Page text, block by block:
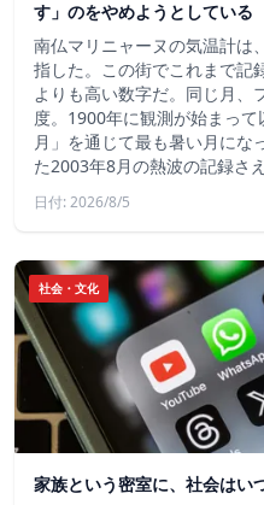
す」のをやめようとしている
南仏マリニャーヌの気温計は
指した。この街でこれまで記
よりも高い数字だ。同じ月、
度。1900年に観測が始まっ
月」を通じて最も暑い月にな
た2003年8月の熱波の記録さ
日付: 2026/8/5
社会・文化
家族という密室に、社会はい